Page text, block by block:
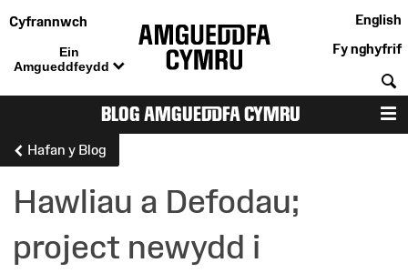
Cyfrannwch
Ein
Amgueddfeydd
English
Fy nghyfrif
BLOG AMGUEDDFA CYMRU
Hafan y Blog
Hawliau a Defodau;
project newydd i